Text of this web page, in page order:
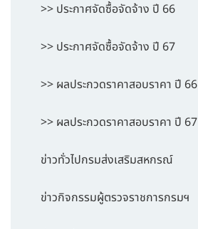
>> ประกาศจัดซื้อจัดจ้าง ปี 66
>> ประกาศจัดซื้อจัดจ้าง ปี 67
>> ผลประกวดราคาสอบราคา ปี 66
>> ผลประกวดราคาสอบราคา ปี 67
ข่าวทั่วไปกรมส่งเสริมสหกรณ์
ข่าวกิจกรรมผู้ตรวจราชการกรมฯ